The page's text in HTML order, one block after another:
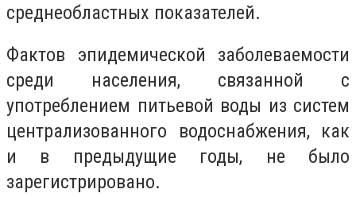
среднеобластных показателей.
Фактов эпидемической заболеваемости
среди населения, связанной с
употреблением питьевой воды из систем
централизованного водоснабжения, как
и в предыдущие годы, не было
зарегистрировано.